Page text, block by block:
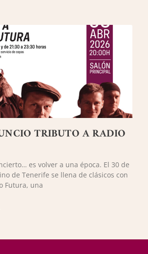
TRIBUTO A RADIO
es volver a una época. El 30 de
de Tenerife se llena de clásicos con
Futura, una